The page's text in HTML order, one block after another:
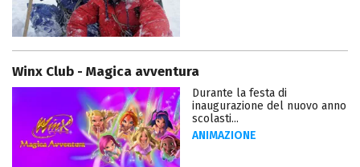
Winx Club - Magica avventura
Durante la festa di
inaugurazione del nuovo anno
scolasti...
ANIMAZIONE